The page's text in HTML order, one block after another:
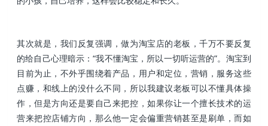
其次就是，我们反复强调，做为淘宝店的老板，千万不要反复
的给自己心理暗示：“我不懂淘宝，所以一切听运营的”。淘宝到
目前为止，不外乎围绕着产品，用户和定位，营销，服务这些
点赚，和线上的没什么不同，所以我建议老板可以不懂具体操
作，但是方向还是要自己来把控，如果你让一个擅长技术的运
营来把控店铺方向，那么他一定会偏重营销甚至是刷单，而如